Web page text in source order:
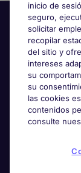
Información
Búsqueda
inicio de
seguro,
solicitar
recopilar
del sitio y
intereses
su
su
las cookies
contenidos
consulte